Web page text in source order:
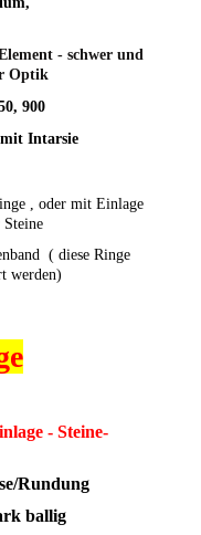
- schwer und
Optik
900
Intarsie
, oder mit Einlage
( diese Ringe
werden)
- Steine-
Rundung
ballig